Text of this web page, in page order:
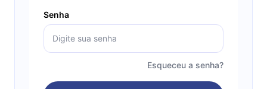
Senha
Esqueceu a senha?